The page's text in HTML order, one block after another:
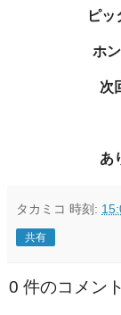
ピ
ホ
次
あ
タカミコ 時刻:
共有
0 件のコメン